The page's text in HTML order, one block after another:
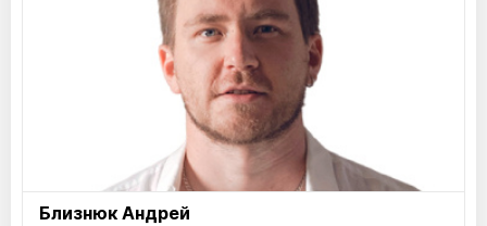
Близнюк Андрей